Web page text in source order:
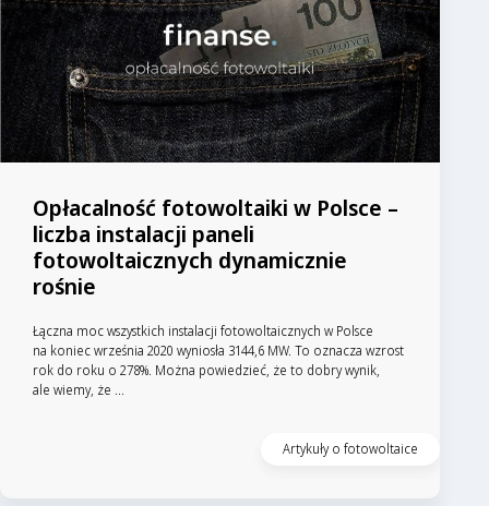
Opłacalność fotowoltaiki w Polsce –
liczba instalacji paneli
fotowoltaicznych dynamicznie
rośnie
Łączna moc wszystkich instalacji fotowoltaicznych w Polsce
na koniec września 2020 wyniosła 3144,6 MW. To oznacza wzrost
rok do roku o 278%. Można powiedzieć, że to dobry wynik,
ale wiemy, że ...
Artykuły o fotowoltaice